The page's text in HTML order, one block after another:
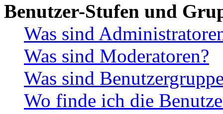
Benutzer-Stufen und
Was sind
Was sind Moderatoren?
Was sind
Wo finde ich die